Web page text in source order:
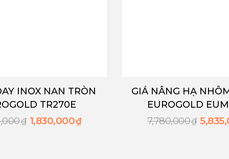
GIÁ NÂNG HẠ NHÔM ANODE
EUROGOLD EUM9090
7,780,000
MÂM